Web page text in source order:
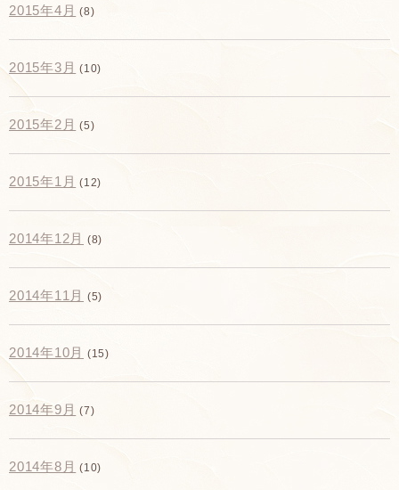
2015年4月 (8)
2015年3月 (10)
2015年2月 (5)
2015年1月 (12)
2014年12月 (8)
2014年11月 (5)
2014年10月 (15)
2014年9月 (7)
2014年8月 (10)